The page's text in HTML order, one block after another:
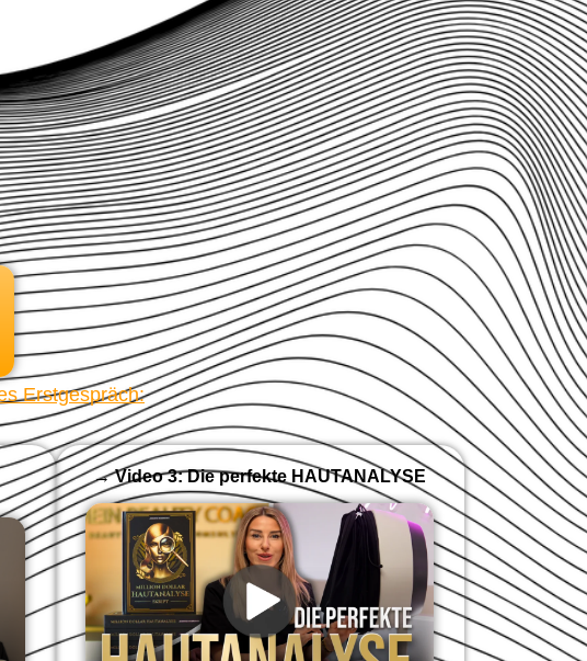
Erstgespräch:
→ Video 3: Die perfekte HAUTANALYSE